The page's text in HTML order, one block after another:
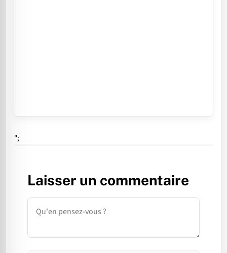
";
Laisser un commentaire
Commentaire